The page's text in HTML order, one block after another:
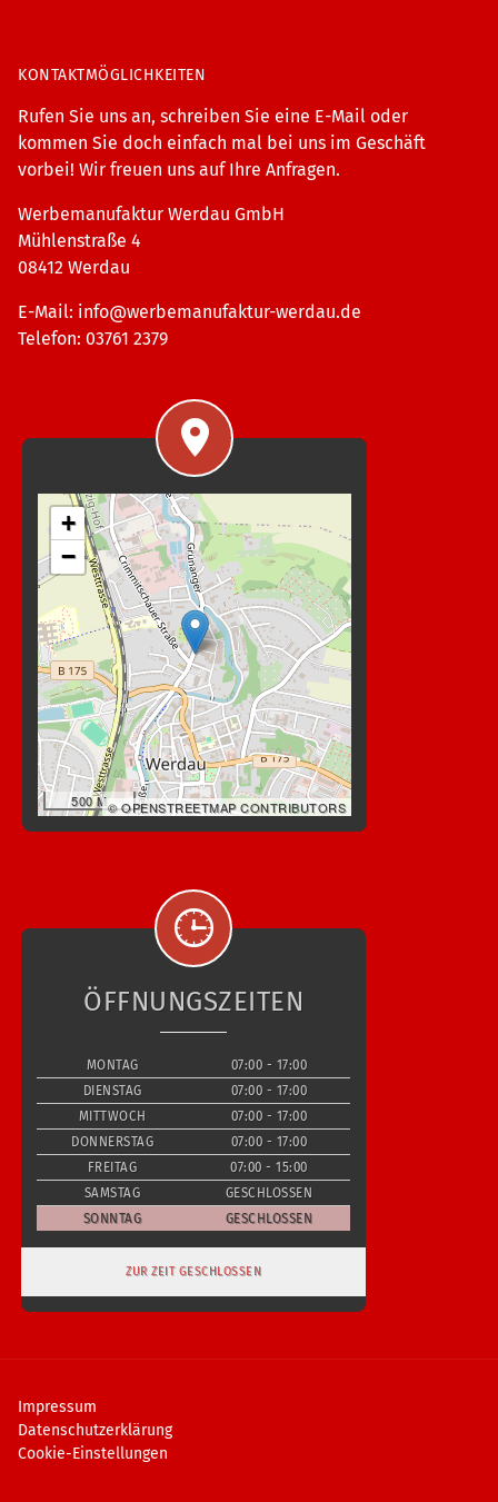
KONTAKTMÖGLICHKEITEN
Rufen Sie uns an, schreiben Sie eine E-Mail oder
kommen Sie doch einfach mal bei uns im Geschäft
vorbei! Wir freuen uns auf Ihre Anfragen.
Werbemanufaktur Werdau GmbH
Mühlenstraße 4
08412 Werdau
E-Mail: info@werbemanufaktur-werdau.de
Telefon: 03761 2379
+
−
500 M© OPENSTREETMAP CONTRIBUTORS
ÖFFNUNGSZEITEN
MONTAG
07:00 - 17:00
DIENSTAG
07:00 - 17:00
MITTWOCH
07:00 - 17:00
DONNERSTAG
07:00 - 17:00
FREITAG
07:00 - 15:00
SAMSTAG
GESCHLOSSEN
SONNTAG
GESCHLOSSEN
ZUR ZEIT GESCHLOSSEN
Impressum
Datenschutzerklärung
Cookie-Einstellungen